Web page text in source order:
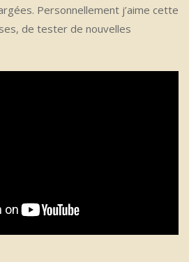
Personnellement j’aime cette
de tester de nouvelles